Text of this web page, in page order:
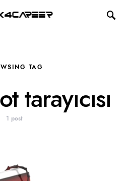
TAG
tarayıcısı
1 post